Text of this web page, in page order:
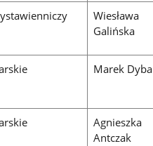
Wiesława
Galińska
Marek Dyba
Agnieszka
Antczak